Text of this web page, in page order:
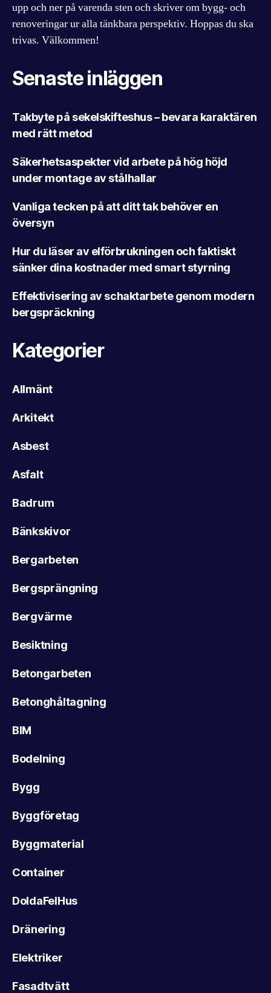
upp och ner på varenda sten och skriver om bygg- och
renoveringar ur alla tänkbara perspektiv. Hoppas du ska
trivas. Välkommen!
Senaste inläggen
Takbyte på sekelskifteshus – bevara karaktären
med rätt metod
Säkerhetsaspekter vid arbete på hög höjd
under montage av stålhallar
Vanliga tecken på att ditt tak behöver en
översyn
Hur du läser av elförbrukningen och faktiskt
sänker dina kostnader med smart styrning
Effektivisering av schaktarbete genom modern
bergspräckning
Kategorier
Allmänt
Arkitekt
Asbest
Asfalt
Badrum
Bänkskivor
Bergarbeten
Bergsprängning
Bergvärme
Besiktning
Betongarbeten
Betonghåltagning
BIM
Bodelning
Bygg
Byggföretag
Byggmaterial
Container
DoldaFelHus
Dränering
Elektriker
Fasadtvätt